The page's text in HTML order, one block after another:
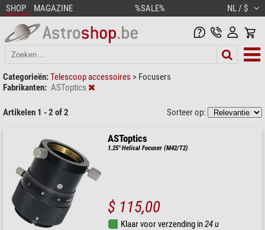
SHOP MAGAZINE %SALE% NL / $
Categorieën:Telescoop accessoires > Focusers
Fabrikanten: ASToptics
Artikelen 1 - 2 of 2 Sorteer op:
ASToptics
1.25" Helical Focuser (M42/T2)
$ 115,00
Klaar voor verzending in24 u